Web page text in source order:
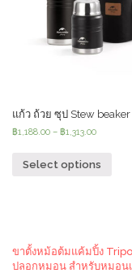
แก้ว ถ้วย ซุป Stew beaker
฿1,188.00 – ฿1,313.00
Select options
ขาตั้งหม้อต้มแค้มปิ้ง
ปลอกหมอน สำหรับหมอน